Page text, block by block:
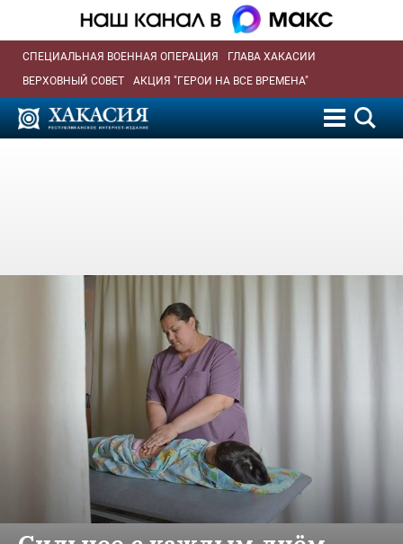
СПЕЦИАЛЬНАЯ ВОЕННАЯ ОПЕРАЦИЯ
ГЛАВА ХАКАСИИ
ВЕРХОВНЫЙ СОВЕТ
АКЦИЯ "ГЕРОИ НА ВСЕ ВРЕМЕНА"